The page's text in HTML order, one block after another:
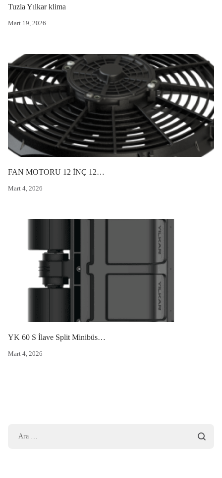
Mart 19, 2026
Tuzla Yılkar klima
Mart 4, 2026
FAN MOTORU 12 İNÇ 12V 120W EMİŞ/ÜFLEÇ DIŞ
Mart 4, 2026
YK 60 S İlave Split Minibüs Kliması